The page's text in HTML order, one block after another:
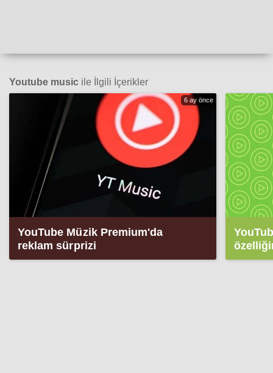
Youtube music ile İlgili İçerikler
6 ay önce
YouTube Müzik Premium'da
reklam sürprizi
bağladı